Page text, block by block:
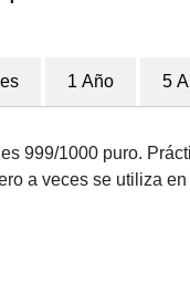
1 Año 5
999/1000 puro.
a veces se utiliza en